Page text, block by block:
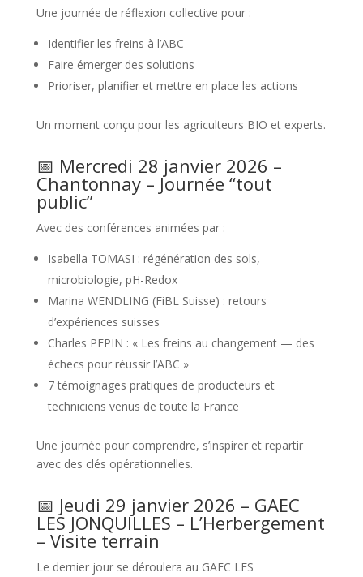
Une journée de réflexion collective pour :
Identifier les freins à l’ABC
Faire émerger des solutions
Prioriser, planifier et mettre en place les actions
Un moment conçu pour les agriculteurs BIO et experts.
📅 Mercredi 28 janvier 2026 –
Chantonnay – Journée “tout
public”
Avec des conférences animées par :
Isabella TOMASI : régénération des sols,
microbiologie, pH-Redox
Marina WENDLING (FiBL Suisse) : retours
d’expériences suisses
Charles PEPIN : « Les freins au changement — des
échecs pour réussir l’ABC »
7 témoignages pratiques de producteurs et
techniciens venus de toute la France
Une journée pour comprendre, s’inspirer et repartir
avec des clés opérationnelles.
📅 Jeudi 29 janvier 2026 – GAEC
LES JONQUILLES – L’Herbergement
– Visite terrain
Le dernier jour se déroulera au GAEC LES